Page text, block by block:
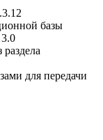
базы
для передачи